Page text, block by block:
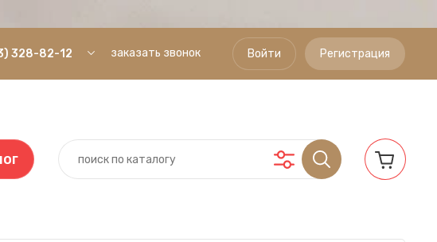
328-82-12 заказать звонок Войти Регистрация